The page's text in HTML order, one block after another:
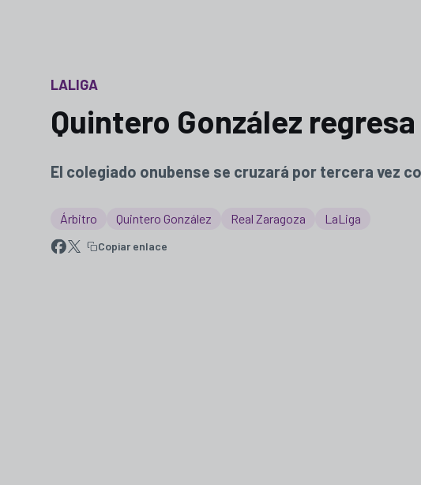
LALIGA
Quintero González
El colegiado onubense se cruzará por tercera vez
Árbitro Quintero González Real Zaragoza LaLiga
Copiar enlace